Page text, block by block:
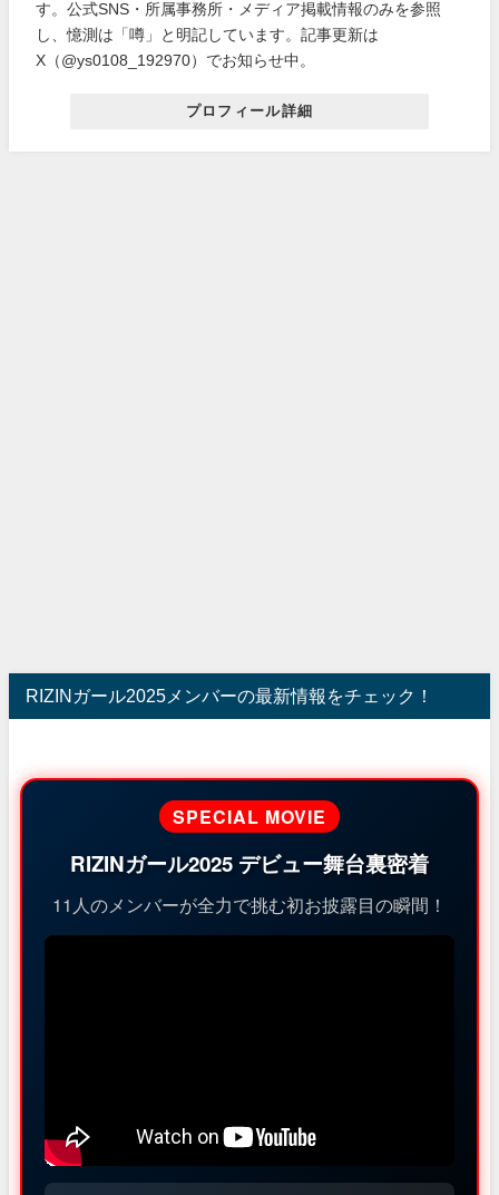
す。公式SNS・所属事務所・メディア掲載情報のみを参照
し、憶測は「噂」と明記しています。記事更新は
X（@ys0108_192970）でお知らせ中。
プロフィール詳細
RIZINガール2025メンバーの最新情報をチェック！
SPECIAL MOVIE
RIZINガール2025 デビュー舞台裏密着
11人のメンバーが全力で挑む初お披露目の瞬間！